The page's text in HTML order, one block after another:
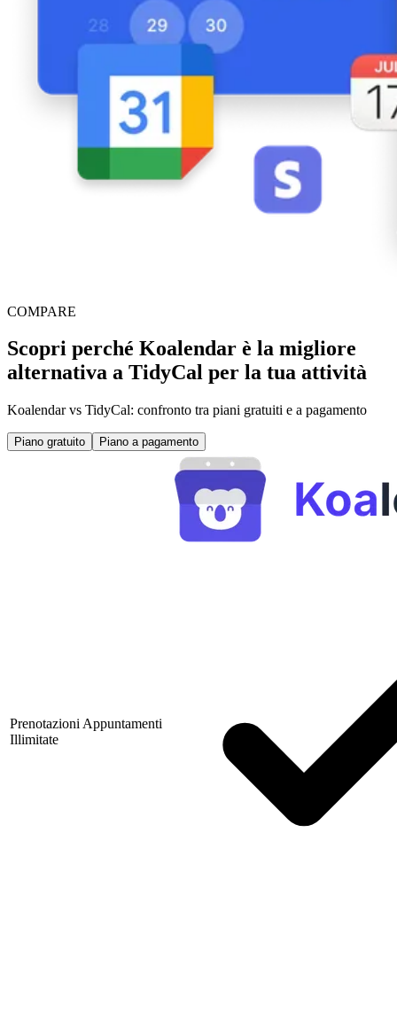
COMPARE
Scopri perché Koalendar è la migliore
alternativa a TidyCal per la tua attività
Koalendar vs TidyCal: confronto tra piani gratuiti e a pagamento
Piano gratuito Piano a pagamento
Prenotazioni Appuntamenti
Illimitate